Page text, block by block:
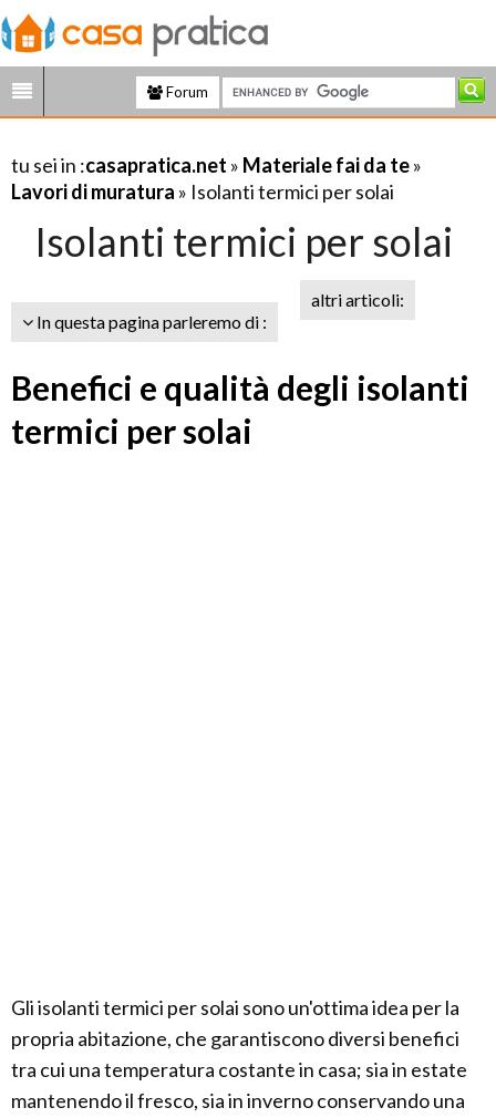
Forum
tu sei in :casapratica.net » Materiale fai da te»
Lavori di muratura » Isolanti termici per solai
Isolanti termici per solai
In questa pagina parleremo di :
altri articoli:
Benefici e qualità degli isolanti
termici per solai
Gli isolanti termici per solai sono un'ottima idea per la
propria abitazione, che garantiscono diversi benefici
tra cui una temperatura costante in casa; sia in estate
mantenendo il fresco, sia in inverno conservando una